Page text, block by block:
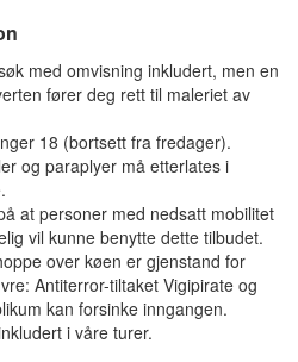
med omvisning inkludert, men en
fører deg rett til maleriet av
18 (bortsett fra fredager).
og paraplyer må etterlates i
at personer med nedsatt mobilitet
vil kunne benytte dette tilbudet.
over køen er gjenstand for
Antiterror-tiltaket Vigipirate og
kan forsinke inngangen.
i våre turer.